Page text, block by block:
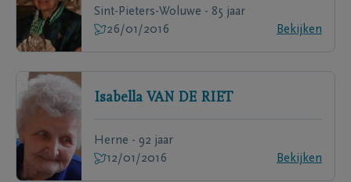
Sint-Pieters-Woluwe - 85 jaar
26/01/2016
Bekijken
Isabella VAN DE RIET
Herne - 92 jaar
12/01/2016
Bekijken